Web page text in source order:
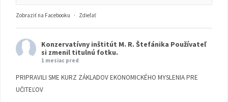
Zobraziť na Facebooku · Zdieľať
Konzervatívny inštitút M. R. Štefánika Používateľ
si zmenil titulnú fotku.
1 mesiac pred
PRIPRAVILI SME KURZ ZÁKLADOV EKONOMICKÉHO MYSLENIA PRE
UČITEĽOV